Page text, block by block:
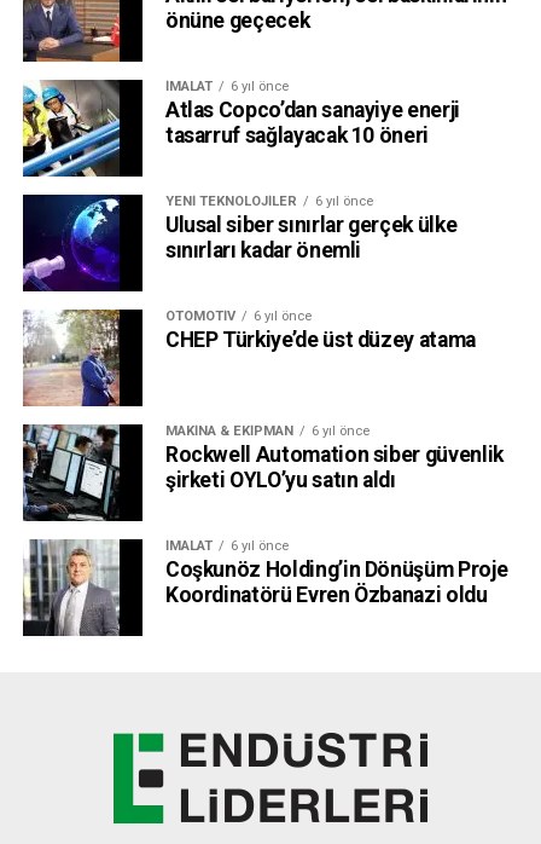
önüne geçecek
İMALAT 6 yıl önce
Atlas Copco’dan sanayiye enerji
tasarruf sağlayacak 10 öneri
YENI TEKNOLOJILER 6 yıl önce
Ulusal siber sınırlar gerçek ülke
sınırları kadar önemli
OTOMOTIV 6 yıl önce
CHEP Türkiye’de üst düzey atama
MAKINA & EKIPMAN 6 yıl önce
Rockwell Automation siber güvenlik
şirketi OYLO’yu satın aldı
İMALAT 6 yıl önce
Coşkunöz Holding’in Dönüşüm Proje
Koordinatörü Evren Özbanazi oldu